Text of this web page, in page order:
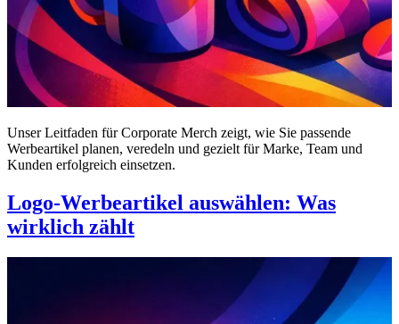
Unser Leitfaden für Corporate Merch zeigt, wie Sie passende
Werbeartikel planen, veredeln und gezielt für Marke, Team und
Kunden erfolgreich einsetzen.
Logo-Werbeartikel auswählen: Was
wirklich zählt